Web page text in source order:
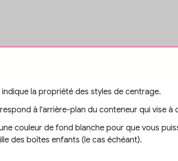
la propriété des styles de centrage.
à l'arrière-plan du conteneur qui vise à
couleur de fond blanche pour que vous
des boîtes enfants (le cas échéant).